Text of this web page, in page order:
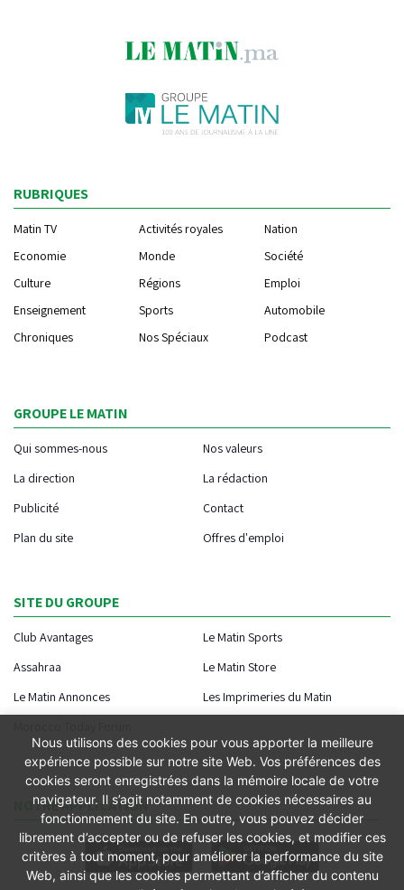
RUBRIQUES
Matin TV Activités royales
Nation
Economie
Monde
Société
Culture
Régions
Emploi
Enseignement
Sports
Automobile
Chroniques
Nos Spéciaux Podcast
GROUPE LE MATIN
Qui sommes-nous
Nos valeurs
La direction
La rédaction
Publicité
Contact
Plan du site
Offres d'emploi
SITE DU GROUPE
Club Avantages
Le Matin Sports
Assahraa
Le Matin Store
Le Matin Annonces
Les Imprimeries du Matin
NOTRE APPLICATION
Nous utilisons des cookies pour vous apporter la meilleure
expérience possible sur notre site Web. Vos préférences des
cookies seront enregistrées dans la mémoire locale de votre
navigateur. Il s’agit notamment de cookies nécessaires au
fonctionnement du site. En outre, vous pouvez décider
librement d’accepter ou de refuser les cookies, et modifier ces
critères à tout moment, pour améliorer la performance du site
Web, ainsi que les cookies permettant d’afficher du contenu